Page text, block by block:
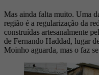
Mas ainda falta muito. Uma
região é a regularização da
construídas artesanalmente
de Fernando Haddad, lugar
Moinho aguarda, mas o faz